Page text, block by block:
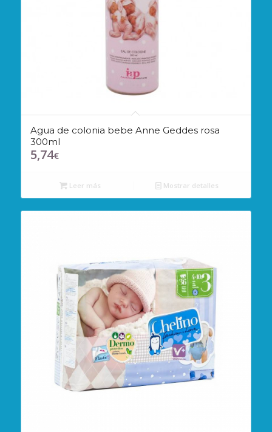
Agua de colonia bebe Anne Geddes rosa
300ml
5,74€
Leer más Mostrar detalles